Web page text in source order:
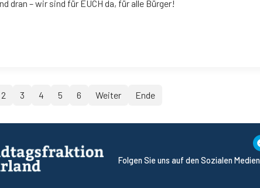
dran – wir sind für EUCH da, für alle Bürger!
2 3 4 5 6 Weiter Ende
Folgen Sie uns auf den Sozialen Medien